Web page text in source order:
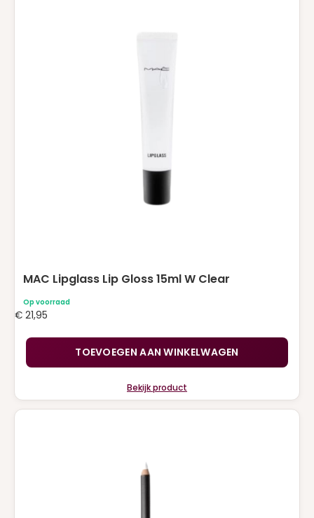
MAC Lipglass Lip Gloss 15ml W Clear
Op voorraad
€ 21,95
TOEVOEGEN AAN WINKELWAGEN
Bekijk product